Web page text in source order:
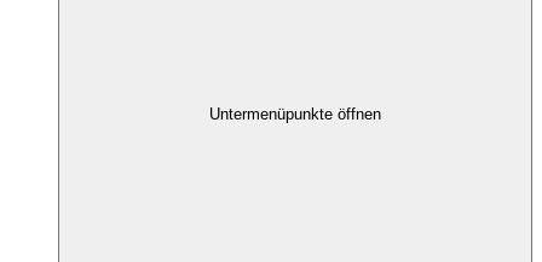
Untermenüpunkte öffnen